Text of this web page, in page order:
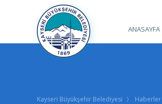
ANASAYFA
Kayseri Büyükşehir Belediyesi Haberler